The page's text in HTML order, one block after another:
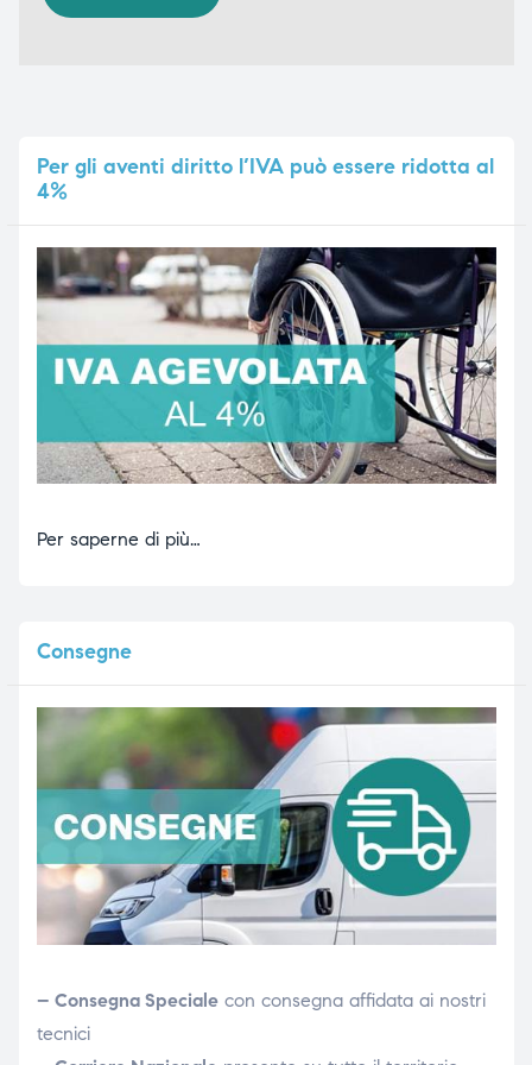
Pergli aventi diritto l’IVA può essere ridotta al
4%
Per saperne di più…
Consegne
– Consegna Specialecon consegna affidata ai nostri
tecnici